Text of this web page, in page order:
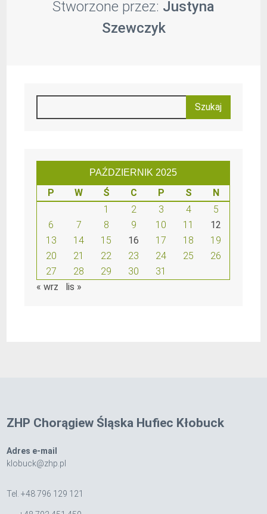
Stworzone przez: Justyna
Szewczyk
PAŹDZIERNIK 2025
P W Ś C P S
N
1
2 3 4
5
6
7 8 9 10 11
12
13
14 15 16 17 18
19
20
21 22 23 24 25
26
27
28 29 30
31
« wrz
lis »
ZHP Chorągiew Śląska Hufiec Kłobuck
Adres e-mail
klobuck@zhp.pl
Tel. +48 796 129 121